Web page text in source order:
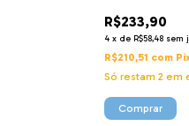
R$233,90
4 x de R$58,48 sem
R$210,51 com
Só restam 2 em